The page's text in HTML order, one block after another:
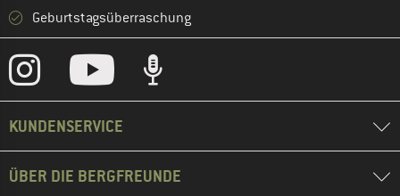
Geburtstagsüberraschung
KUNDENSERVICE
ÜBER DIE BERGFREUNDE